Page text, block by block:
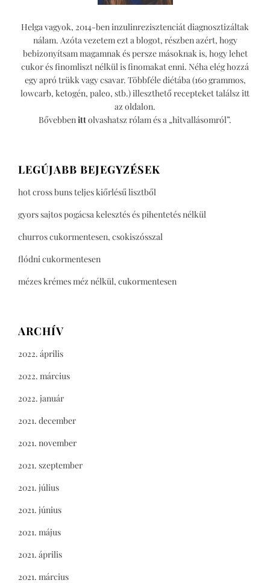
Helga vagyok, 2014-ben inzulinrezisztenciát diagnosztizáltak
nálam. Azóta vezetem ezt a blogot, részben azért, hogy
bebizonyítsam magamnak és persze másoknak is, hogy lehet
cukor és finomliszt nélkül is finomakat enni. Néha elég hozzá
egy apró trükk vagy csavar. Többféle diétába (160 grammos,
lowcarb, ketogén, paleo, stb.) illeszthető recepteket találsz itt
az oldalon.
Bővebben ittolvashatsz rólam és a „hitvallásomról”.
LEGÚJABB BEJEGYZÉSEK
hot cross buns teljes kiőrlésű lisztből
gyors sajtos pogácsa kelesztés és pihentetés nélkül
churros cukormentesen, csokiszósszal
flódni cukormentesen
mézes krémes méz nélkül, cukormentesen
ARCHÍV
2022. április
2022. március
2022. január
2021. december
2021. november
2021. szeptember
2021. július
2021. június
2021. május
2021. április
2021. március